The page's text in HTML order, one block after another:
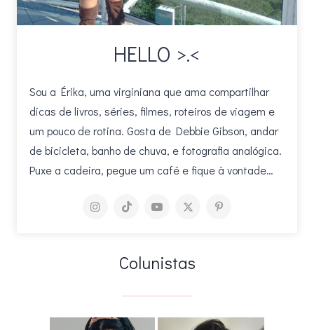
HELLO >.<
Sou a Érika, uma virginiana que ama compartilhar
dicas de livros, séries, filmes, roteiros de viagem e
um pouco de rotina. Gosta de Debbie Gibson, andar
de bicicleta, banho de chuva, e fotografia analógica.
Puxe a cadeira, pegue um café e fique à vontade…
Colunistas